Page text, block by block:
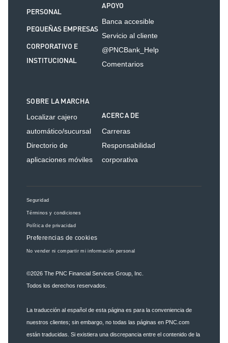
PERSONAL
PEQUEÑAS EMPRESAS
CORPORATIVO E
INSTITUCIONAL
APOYO
Banca accesible
Servicio al cliente
@PNCBank_Help
Comentarios
SOBRE LA MARCHA
Localizar cajero
automático/sucursal
Directorio de
aplicaciones móviles
ACERCA DE
Carreras
Responsabilidad
corporativa
Seguridad
Términos y condiciones
Política de privacidad
Preferencias de cookies
No vender ni compartir mi información personal
©2026 The PNC Financial Services Group, Inc.
Todos los derechos reservados.
La traducción al español de esta página es para la conveniencia de
nuestros clientes; sin embargo, no todas las páginas en PNC.com
están traducidas. Si existiera una discrepancia entre el contenido de la